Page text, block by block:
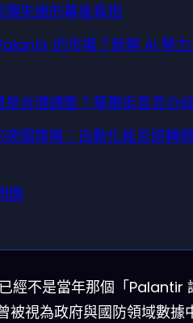
失速的幕後真相
的市場？新興 AI 勢
是合理調整？華爾街意見分
圍策略：自動化能否逆轉
題
經不是當年那個「Palantir
被視為政府與國防領域數據